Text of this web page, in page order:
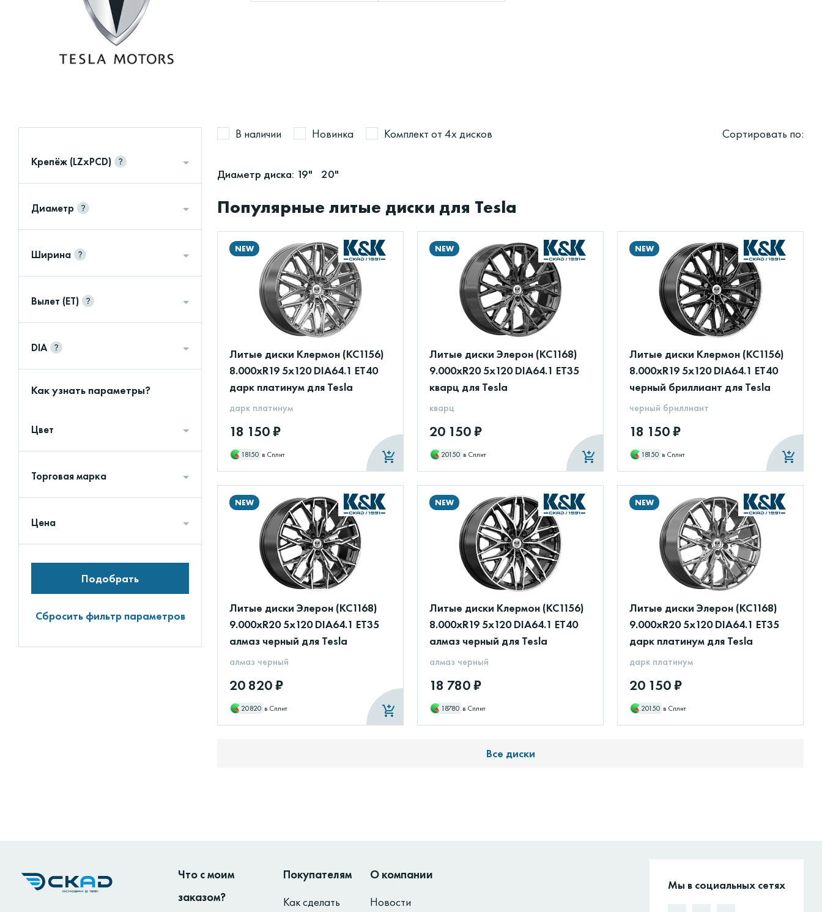
Крепёж (LZxPCD)
Диаметр
Ширина
Вылет (ET)
DIA
Как узнать параметры?
Цвет
Торговая марка
Цена
Подобрать
Сбросить фильтр параметров
В наличии Новинка Комплект от 4х дисков Сортировать по:
Диаметр диска: 19" 20"
Популярные литые диски для Tesla
NEW
Литые диски Клермон (КС1156)
8.000xR19 5x120 DIA64.1 ET40
дарк платинум для Tesla
дарк платинум
18 150 ₽
18150 в Сплит
NEW
Литые диски Элерон (КС1168)
9.000xR20 5x120 DIA64.1 ET35
кварц для Tesla
кварц
20 150 ₽
20150 в Сплит
NEW
Литые диски Клермон (КС1156)
8.000xR19 5x120 DIA64.1 ET40
черный бриллиант для Tesla
черный бриллиант
18 150 ₽
18150 в Сплит
NEW
Литые диски Элерон (КС1168)
9.000xR20 5x120 DIA64.1 ET35
алмаз черный для Tesla
алмаз черный
20 820 ₽
20820 в Сплит
NEW
Литые диски Клермон (КС1156)
8.000xR19 5x120 DIA64.1 ET40
алмаз черный для Tesla
алмаз черный
18 780 ₽
18780 в Сплит
NEW
Литые диски Элерон (КС1168)
9.000xR20 5x120 DIA64.1 ET35
дарк платинум для Tesla
дарк платинум
20 150 ₽
20150 в Сплит
Все диски
Что с моим
заказом?
Покупателям
Как сделать
О компании
Новости
Мы в социальных сетях